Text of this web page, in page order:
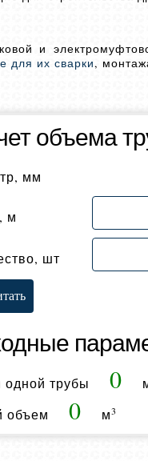
и
для их сварки,
объема
мм
м
шт
трубы 0
объем 0 м3